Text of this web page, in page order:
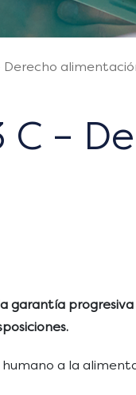
Derecho
C –
garantía
a la